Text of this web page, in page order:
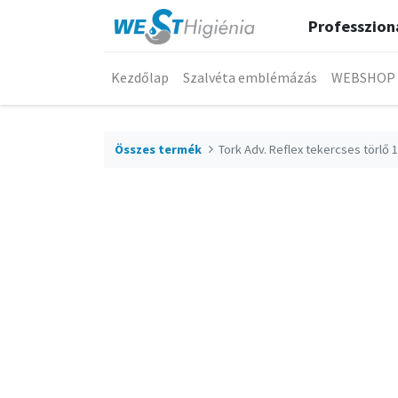
Kezdőlap Szalvéta emblémázás WEBSHOP
Összes termék Tork Adv. Reflex tekercses törlő